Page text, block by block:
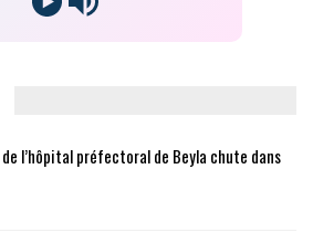
l’hôpital préfectoral de Beyla chute dans